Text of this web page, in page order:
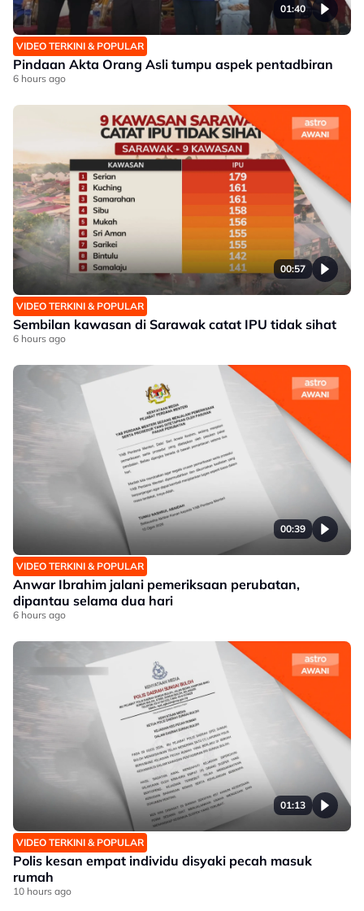
01:40
VIDEO TERKINI & POPULAR
Pindaan Akta Orang Asli tumpu aspek pentadbiran
6 hours ago
00:57
VIDEO TERKINI & POPULAR
Sembilan kawasan di Sarawak catat IPU tidak sihat
6 hours ago
00:39
VIDEO TERKINI & POPULAR
Anwar Ibrahim jalani pemeriksaan perubatan,
dipantau selama dua hari
6 hours ago
01:13
VIDEO TERKINI & POPULAR
Polis kesan empat individu disyaki pecah masuk
rumah
10 hours ago